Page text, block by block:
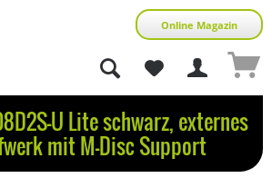
Online Magazin
U Lite schwarz, externes
mit M-Disc Support